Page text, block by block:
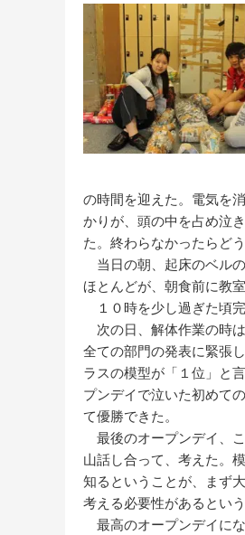
の時間を迎えた。電気を
かりが、頭の中を占め泣
た。終わらなかったらど
当日の朝、起床のベル
ほとんどが、朝食前に教
１０時を少し過ぎた頃
次の日、解体作業の時
全ての部門の発表に緊張
ラスの模型が「１位」と
プンデイで泣いた初めて
て優勝できた。
最後のオープンデイ、
山話し合って、考えた。
知るということが、まず
考える必要性があるとい
最高のオープンデイに